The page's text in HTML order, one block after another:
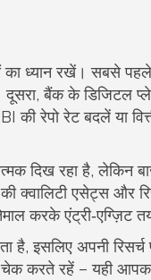
रखें। सबसे पहले,
बैंक के डिजिटल
रेपो रेट बदलें या
दिख रहा है, लेकिन
क्वालिटी एसेट्स
करके एंट्री‑एग्ज़िट
है, इसलिए अपनी
चेक करते रहें – यही